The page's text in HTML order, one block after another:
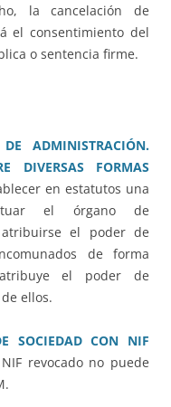
la cancelación de
el consentimiento del
o sentencia firme.
ADMINISTRACIÓN.
DIVERSAS FORMAS
en estatutos una
el órgano de
el poder de
de forma
el poder de
ellos.
SOCIEDAD CON NIF
revocado no puede